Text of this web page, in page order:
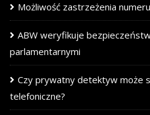
Możliwość zastrzeżenia
ABW weryfikuje
parlamentarnymi
Czy prywatny detektyw może
telefoniczne?